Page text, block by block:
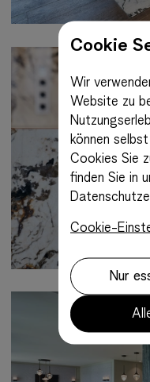
Cookie
Wir
Website zu
können
Cookies Sie
finden Sie in
Cookie-
Nur